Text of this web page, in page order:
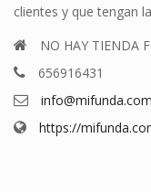
clientes y que tengan
NO HAY TIENDA
656916431
info@mifunda.com
https://